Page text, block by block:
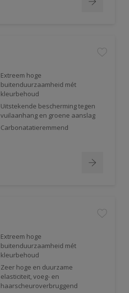
Extreem hoge
buitenduurzaamheid mét
kleurbehoud
Uitstekende bescherming tegen
vuilaanhang en groene aanslag
Carbonatatieremmend
Extreem hoge
buitenduurzaamheid mét
kleurbehoud
Zeer hoge en duurzame
elasticiteit, voeg- en
haarscheuroverbruggend